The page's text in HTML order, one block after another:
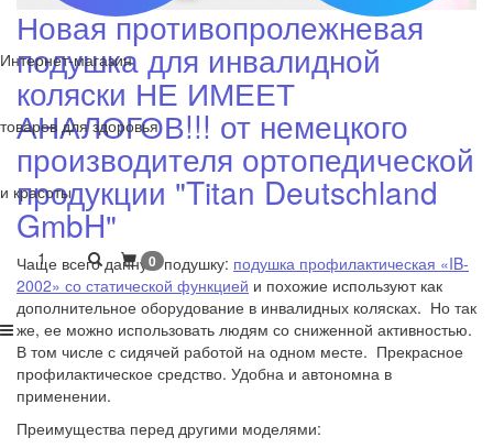
Интернет-магазин
товаров для здоровья
и красоты
1 0
Новая противопролежневая
подушка для инвалидной
коляски НЕ ИМЕЕТ
АНАЛОГОВ!!! от немецкого
производителя ортопедической
продукции "Titan Deutschland
GmbH"
Чаще всего данную подушку: подушка профилактическая «IB-
2002» со статической функцией и похожие используют как
дополнительное оборудование в инвалидных колясках. Но так
же, ее можно использовать людям со сниженной активностью.
В том числе с сидячей работой на одном месте. Прекрасное
профилактическое средство. Удобна и автономна в
применении.
Преимущества перед другими моделями: